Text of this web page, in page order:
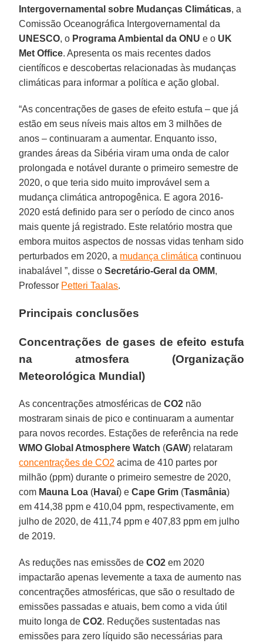
Intergovernamental sobre Mudanças Climáticas, a
Comissão Oceanográfica Intergovernamental da
UNESCO, o Programa Ambiental da ONU e o UK
Met Office. Apresenta os mais recentes dados
científicos e descobertas relacionadas às mudanças
climáticas para informar a política e ação global.
“As concentrações de gases de efeito estufa – que já
estão em seus níveis mais altos em 3 milhões de
anos – continuaram a aumentar. Enquanto isso,
grandes áreas da Sibéria viram uma onda de calor
prolongada e notável durante o primeiro semestre de
2020, o que teria sido muito improvável sem a
mudança climática antropogênica. E agora 2016-
2020 está definido para ser o período de cinco anos
mais quente já registrado. Este relatório mostra que
embora muitos aspectos de nossas vidas tenham sido
perturbados em 2020, a mudança climática continuou
inabalável ”, disse oSecretário-Geral da OMM,
Professor Petteri Taalas.
Principais conclusões
Concentrações de gases de efeito estufa
na atmosfera (Organização
Meteorológica Mundial)
As concentrações atmosféricas deCO2 não
mostraram sinais de pico e continuaram a aumentar
para novos recordes. Estações de referência na rede
WMO Global Atmosphere Watch (GAW) relataram
concentrações de CO2 acima de 410 partes por
milhão (ppm) durante o primeiro semestre de 2020,
com Mauna Loa (Havaí) eCape Grim (Tasmânia)
em 414,38 ppm e 410,04 ppm, respectivamente, em
julho de 2020, de 411,74 ppm e 407,83 ppm em julho
de 2019.
As reduções nas emissões deCO2 em 2020
impactarão apenas levemente a taxa de aumento nas
concentrações atmosféricas, que são o resultado de
emissões passadas e atuais, bem como a vida útil
muito longa deCO2. Reduções sustentadas nas
emissões para zero líquido são necessárias para